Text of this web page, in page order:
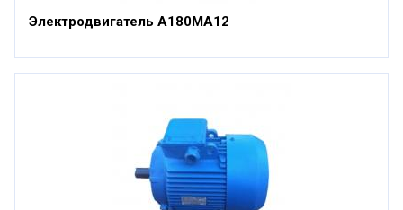
Электродвигатель А180МА12